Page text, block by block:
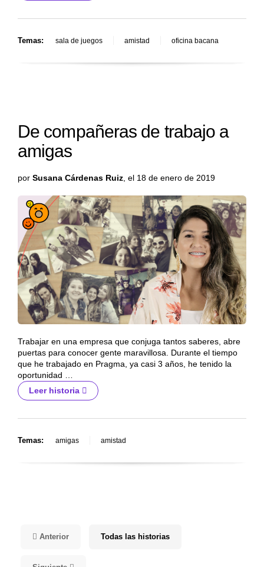
Temas: sala de juegos amistad oficina bacana
De compañeras de trabajo a
amigas
por Susana Cárdenas Ruiz , el 18 de enero de 2019
Trabajar en una empresa que conjuga tantos saberes, abre
puertas para conocer gente maravillosa. Durante el tiempo
que he trabajado en Pragma, ya casi 3 años, he tenido la
oportunidad …
Leer historia
Temas: amigas amistad
Anterior Todas las historias